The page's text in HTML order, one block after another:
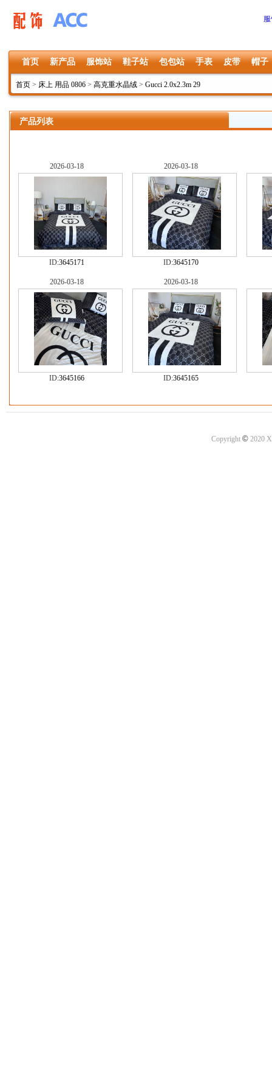
首页 新产品 服饰站 鞋子站 包包站 手表 皮带 帽子
首页 > 床上 用品 0806 > 高克重水晶绒 > Gucci 2.0x2.3m 29
产品列表
2026-03-18
ID:3645171
2026-03-18
ID:3645170
2026-03-18
ID:3645166
2026-03-18
ID:3645165
Copyright ©2020